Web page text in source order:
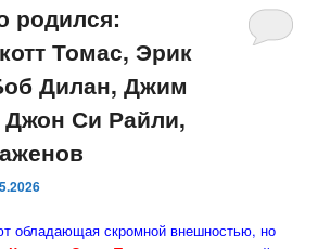
родился:
Томас, Эрик
Дилан, Джим
Джон Си Райли,
обладающая скромной внешностью, но